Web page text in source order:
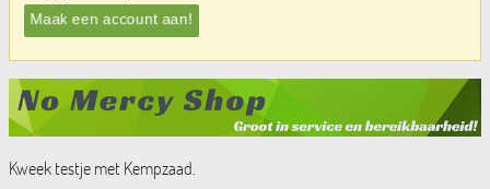
Maak een account aan!
Kweek testje met Kempzaad.